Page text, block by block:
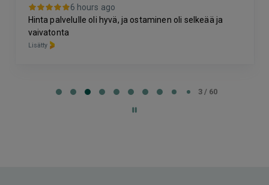
6 hours ago
Hinta palvelulle oli hyvä, ja ostaminen oli selkeää ja
vaivatonta
Lisätty
3 / 60